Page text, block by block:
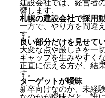
建設会社では、経営者
響します。
札幌の建設会社で採用
一方で、やり方を間違
す。
良い部分だけを見せて
大変な点や厳しさを一
ギャップを生みやすくな
正直に伝える方が、結
す。
ターゲットが曖昧
新卒向けなのか、未経
応募者の理解度が高ま
未経験・若手層にアプ
採用活動の効率が上が
札幌の建設会社向け採用
現場作業のリアルな様
社員インタビュー
社長・代表者のメッセ
札幌の建設会社で採用動